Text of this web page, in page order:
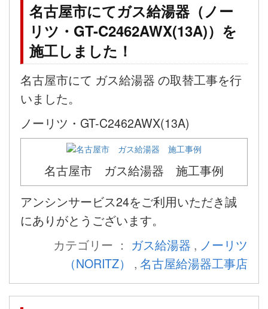
名古屋市にてガス給湯器（ノー
リツ・GT-C2462AWX(13A)）を
施工しました！
名古屋市にて ガス給湯器 の取替工事を行
いました。
ノーリツ・GT-C2462AWX(13A)
名古屋市 ガス給湯器 施工事例
アンシンサービス24をご利用いただき誠
にありがとうございます。
カテゴリー ： ガス給湯器 , ノーリツ
（NORITZ）
, 名古屋給湯器工事店